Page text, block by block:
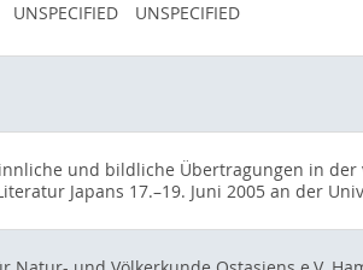
UNSPECIFIED UNSPECIFIED
und bildliche Übertragungen in
Japans 17.–19. Juni 2005 an der